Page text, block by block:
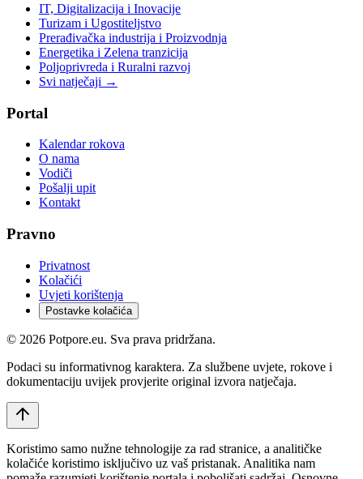
IT, Digitalizacija i Inovacije
Turizam i Ugostiteljstvo
Prerađivačka industrija i Proizvodnja
Energetika i Zelena tranzicija
Poljoprivreda i Ruralni razvoj
Svi natječaji →
Portal
Kalendar rokova
O nama
Vodiči
Pošalji upit
Kontakt
Pravno
Privatnost
Kolačići
Uvjeti korištenja
Postavke kolačića
© 2026 Potpore.eu. Sva prava pridržana.
Podaci su informativnog karaktera. Za službene uvjete, rokove i
dokumentaciju uvijek provjerite original izvora natječaja.
Koristimo samo nužne tehnologije za rad stranice, a analitičke
kolačiće koristimo isključivo uz vaš pristanak. Analitika nam